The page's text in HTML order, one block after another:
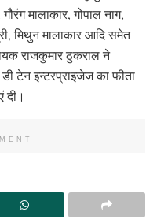
मालाकार, गोपाल नाग,
मिथुन मालाकार आदि समेत
राजकुमार ठुकराल ने
टेन इन्टरप्राइजेज का फीता
दी।